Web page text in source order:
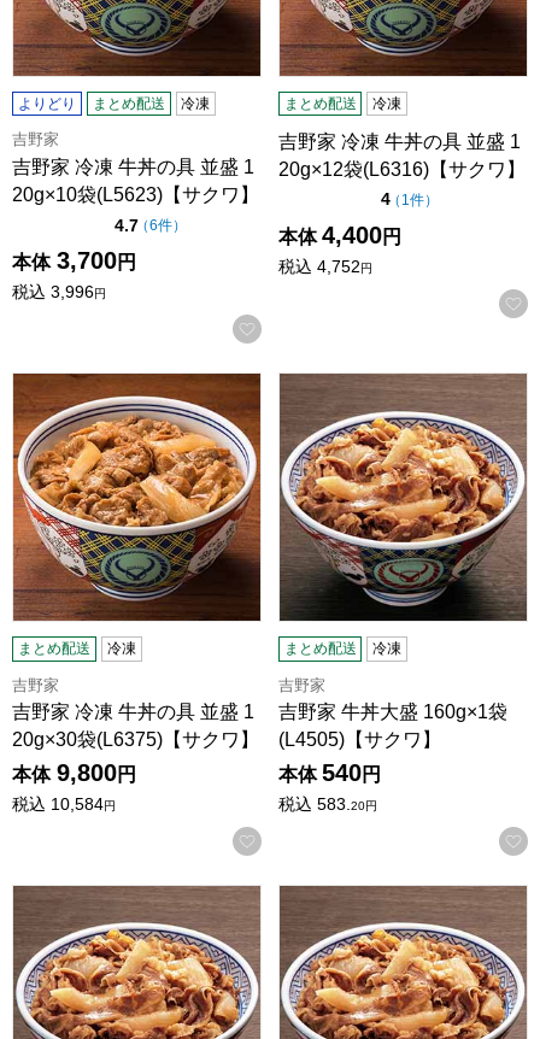
よりどり まとめ配送 冷凍
吉野家
吉野家 冷凍 牛丼の具 並盛 1
20g×10袋(L5623)【サクワ】
4.7点（5点満点中）
（6件の評価
）
本体 3,700円
税込 3,996円
お気に入りに登録する
まとめ配送 冷凍
吉野家 冷凍 牛丼の具 並盛 1
20g×12袋(L6316)【サクワ】
4点（5点満点中）
（ 1件の評価
）
本体 4,400円
税込 4,752円
吉野家 冷凍 牛丼の具 並盛 120g×30袋(L6375)【サクワ】
まとめ配送 冷凍
吉野家
吉野家 冷凍 牛丼の具 並盛 1
20g×30袋(L6375)【サクワ】
本体 9,800円
税込 10,584円
お気に入りに登録する
吉野家 牛丼大盛 160g×1袋
まとめ配送 冷凍
吉野家
吉野家 牛丼大盛 160g×1袋
(L4505)【サクワ】
本体 540円
税込 583. 20円
吉野家 牛丼大盛 160g×4袋 (L7690)【サクワ】吉野家 牛丼大盛 160g×8袋